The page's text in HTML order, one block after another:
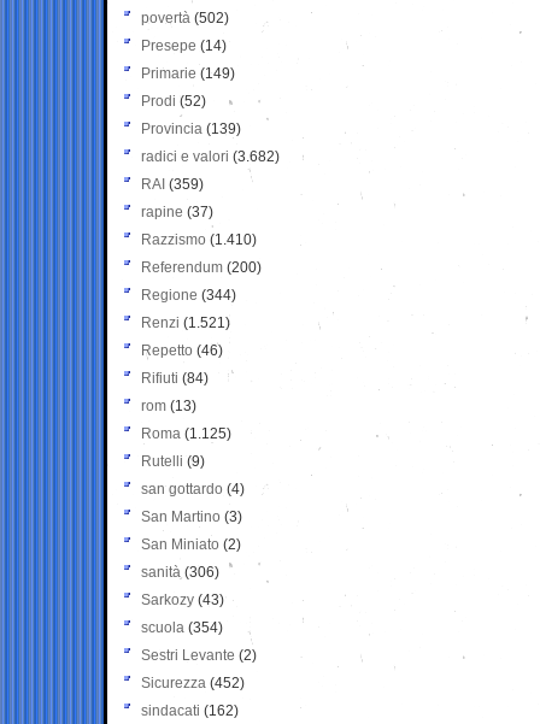
povertà (502)
Presepe (14)
Primarie (149)
Prodi (52)
Provincia (139)
radici e valori (3.682)
RAI (359)
rapine (37)
Razzismo (1.410)
Referendum (200)
Regione (344)
Renzi (1.521)
Repetto (46)
Rifiuti (84)
rom (13)
Roma (1.125)
Rutelli (9)
san gottardo (4)
San Martino (3)
San Miniato (2)
sanità (306)
Sarkozy (43)
scuola (354)
Sestri Levante (2)
Sicurezza (452)
sindacati (162)